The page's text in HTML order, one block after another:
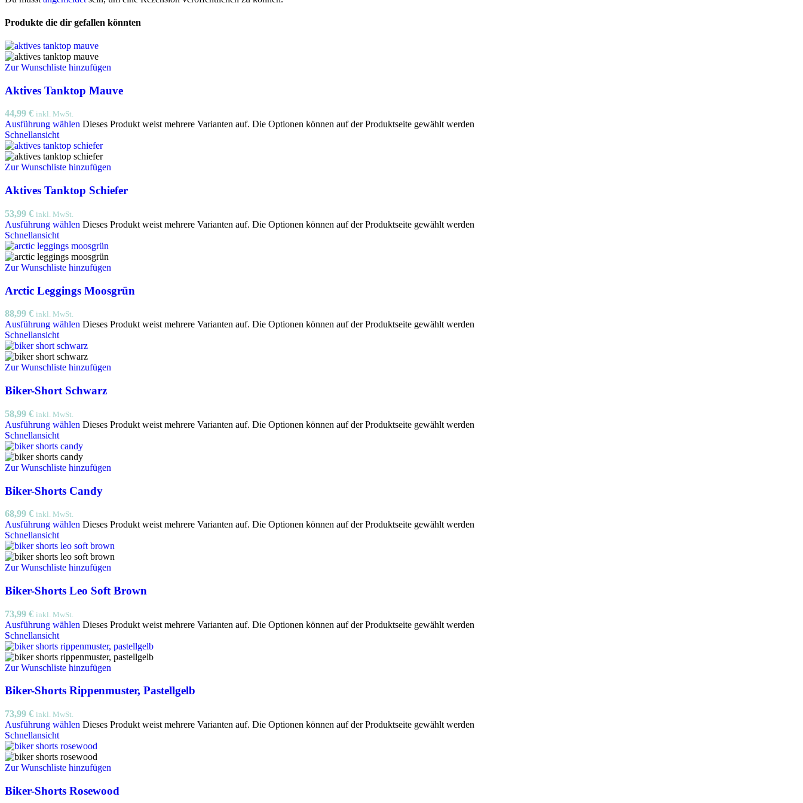
Produkte die dir gefallen könnten
Zur Wunschliste hinzufügen
Aktives Tanktop Mauve
44,99 € inkl. MwSt.
Ausführung wählen Dieses Produkt weist mehrere Varianten auf. Die Optionen können auf der Produktseite gewählt werden
Schnellansicht
Zur Wunschliste hinzufügen
Aktives Tanktop Schiefer
53,99 € inkl. MwSt.
Ausführung wählen Dieses Produkt weist mehrere Varianten auf. Die Optionen können auf der Produktseite gewählt werden
Schnellansicht
Zur Wunschliste hinzufügen
Arctic Leggings Moosgrün
88,99 € inkl. MwSt.
Ausführung wählen Dieses Produkt weist mehrere Varianten auf. Die Optionen können auf der Produktseite gewählt werden
Schnellansicht
Zur Wunschliste hinzufügen
Biker-Short Schwarz
58,99 € inkl. MwSt.
Ausführung wählen Dieses Produkt weist mehrere Varianten auf. Die Optionen können auf der Produktseite gewählt werden
Schnellansicht
Zur Wunschliste hinzufügen
Biker-Shorts Candy
68,99 € inkl. MwSt.
Ausführung wählen Dieses Produkt weist mehrere Varianten auf. Die Optionen können auf der Produktseite gewählt werden
Schnellansicht
Zur Wunschliste hinzufügen
Biker-Shorts Leo Soft Brown
73,99 € inkl. MwSt.
Ausführung wählen Dieses Produkt weist mehrere Varianten auf. Die Optionen können auf der Produktseite gewählt werden
Schnellansicht
Zur Wunschliste hinzufügen
Biker-Shorts Rippenmuster, Pastellgelb
73,99 € inkl. MwSt.
Ausführung wählen Dieses Produkt weist mehrere Varianten auf. Die Optionen können auf der Produktseite gewählt werden
Schnellansicht
Zur Wunschliste hinzufügen
Biker-Shorts Rosewood